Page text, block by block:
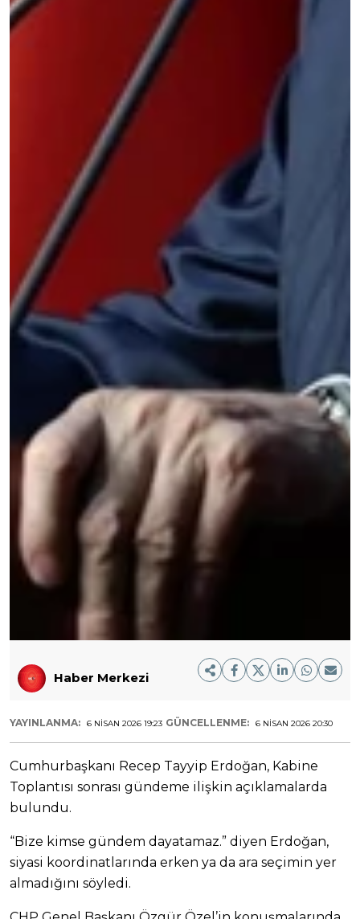
Haber Merkezi
YAYINLANMA: 6 NISAN 2026 19:23 GÜNCELLENME: 6 NISAN 2026 20:30
Cumhurbaşkanı Recep Tayyip Erdoğan, Kabine
Toplantısı sonrası gündeme ilişkin açıklamalarda
bulundu.
“Bize kimse gündem dayatamaz.” diyen Erdoğan,
siyasi koordinatlarında erken ya da ara seçimin yer
almadığını söyledi.